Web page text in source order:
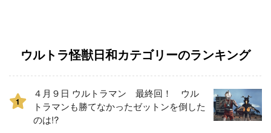
ウルトラ怪獣日和カテゴリーのランキング
1
４月９日 ウルトラマン 最終回！ ウル
トラマンも勝てなかったゼットンを倒した
のは!?